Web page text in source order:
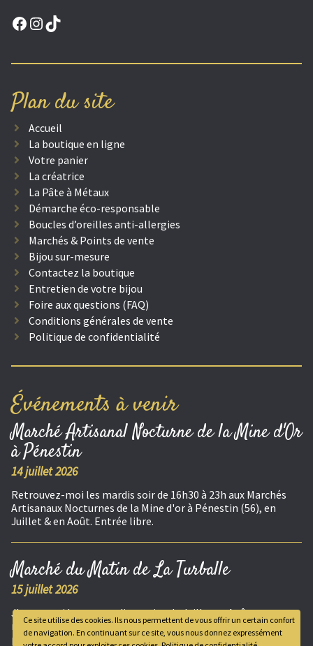
Facebook
Instagram
TikTok
Plan du site
Accueil
La boutique en ligne
Votre panier
La créatrice
La Pâte à Métaux
Démarche éco-responsable
Boucles d’oreilles anti-allergies
Marchés & Points de vente
Bijou sur-mesure
Contactez la boutique
Entretien de votre bijou
Foire aux questions (FAQ)
Conditions générales de vente
Politique de confidentialité
Événements à venir
Marché Artisanal Nocturne de la Mine d'Or
à Pénestin
14 juillet 2026
Retrouvez-moi les mardis soir de 16h30 à 23h aux Marchés
Artisanaux Nocturnes de la Mine d'or à Pénestin (56), en
Juillet & en Août. Entrée libre.
Marché du Matin de La Turballe
15 juillet 2026
J'exposerai les mercredis matins de Juillet et Août, au
marché de la Turballe, de 8h à 13h. Marché alimentaire,
producteurs et artisanat local.
Ce site utilise des cookies. Ils nous permettent de vous offrir un certain confort
de navigation. En continuant sur ce site, vous nous donnez expressément